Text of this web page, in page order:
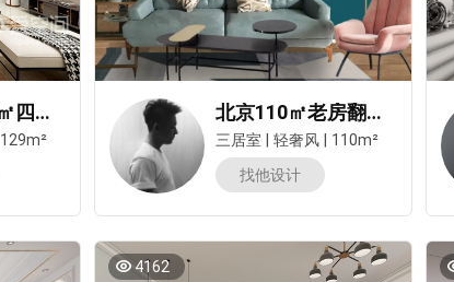
南城都汇129㎡四居室轻奢风装修案例
129m²
北京110㎡老房翻新，中古家具+元气绿植，寸寸都是高级感
三居室 轻奢风
110m²
找他设计
4162